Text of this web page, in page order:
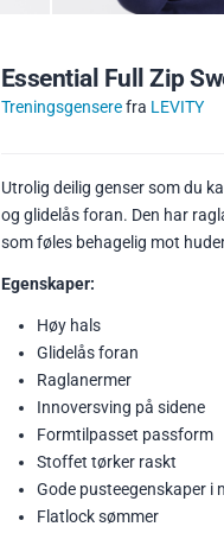
Essential Full Zip
Treningsgenserefra LEVITY
Utrolig deilig genser som du
og glidelås foran. Den har
som føles behagelig mot
Egenskaper:
Høy hals
Glidelås foran
Raglanermer
Innoversving på sidene
Formtilpasset passform
Stoffet tørker raskt
Gode pusteegenskaper i
Flatlock sømmer